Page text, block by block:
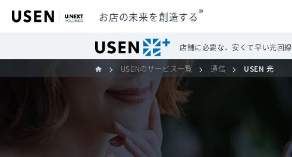
店舗に必要な、安くて早い光回線
お店の未来を創造する®
USENのサービス一覧 通信 USEN 光